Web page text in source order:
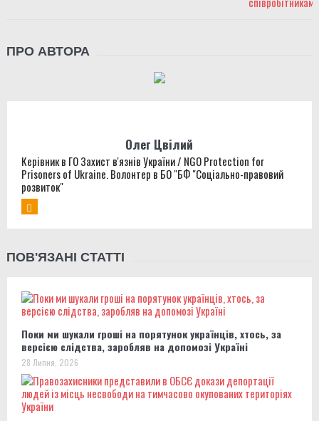
ПРО АВТОРА
Олег Цвілий
Керівник в ГО Захист в'язнів України / NGO Protection for
Prisoners of Ukraine. Волонтер в БО "БФ "Соціально-правовий
розвиток"
ПОВ'ЯЗАНІ СТАТТІ
Поки ми шукали гроші на порятунок українців, хтось, за
версією слідства, заробляв на допомозі Україні
28 Липня, 2026